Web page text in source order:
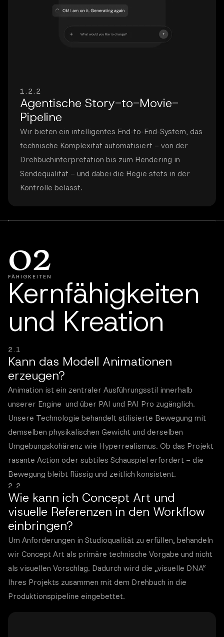
1.2.2
Agentische Story-to-Movie-
Pipeline
Wir bieten ein intelligentes End-to-End-System, das
technische Komplexität automatisiert – von der
Drehbuchinterpretation bis zum Rendering in
Sendequalität – und dabei die Regie stets in der
Kontrolle belässt.
02
FÄHIGKEITEN
Kernfähigkeiten
und Kreation
2.1
Kann das Modell Animationen
erzeugen?
Animation ist ein zentraler Ausführungsstil innerhalb
unserer Engine und über PAI und PAI Pro zugänglich.
Unsere Technologie behandelt stilisierte Bewegung mit
demselben physikalischen Gewicht und derselben
Umgebungskohärenz wie Hyperrealismus. Ob das Projekt
rasante Action oder subtiles Schauspiel erfordert – die
Bewegung bleibt flüssig und zeitlich konsistent.
2.2
Wie kann ich Concept Art und
visuelle Referenzen in den Workflow
einbringen?
Um Anforderungen in Studioqualität zu erfüllen, behandeln
wir Concept Art als primäre technische Vorgabe und nicht
als visuellen Vorschlag. Dadurch wird die „visuelle DNA“
Ihres Projekts zusammen mit dem Drehbuch in die
Produktionspipeline eingebettet.